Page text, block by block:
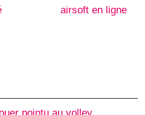
airsoft en ligne